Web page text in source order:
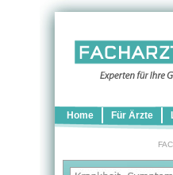
Home Für Ärzte